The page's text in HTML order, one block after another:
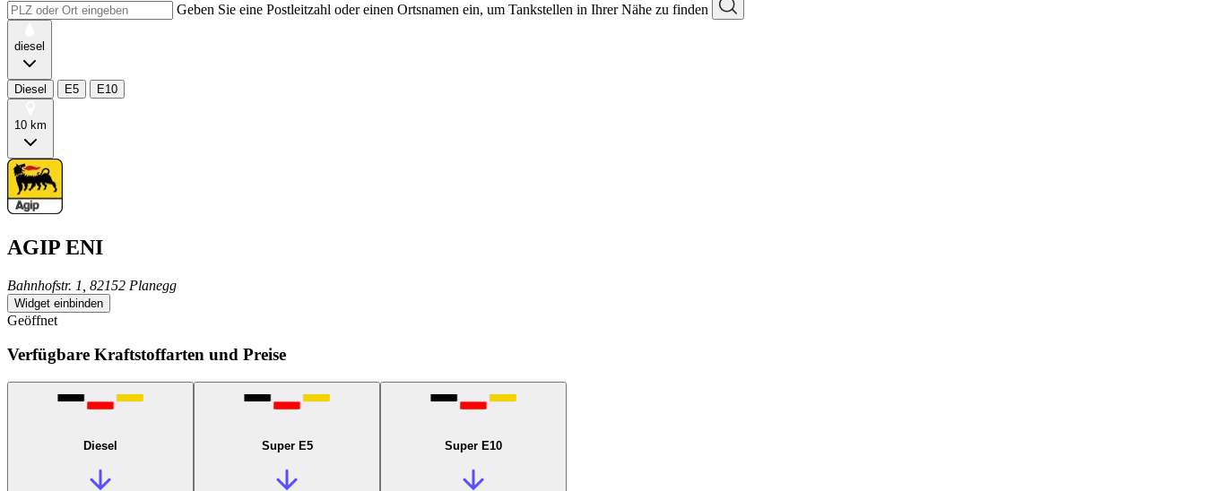
Geben Sie eine Postleitzahl oder einen Ortsnamen ein, um Tankstellen in Ihrer Nähe zu finden
diesel
Diesel E5 E10
10 km
AGIP ENI
Bahnhofstr. 1, 82152 Planegg
Widget einbinden
Geöffnet
Verfügbare Kraftstoffarten und Preise
Diesel Super E5 Super E10